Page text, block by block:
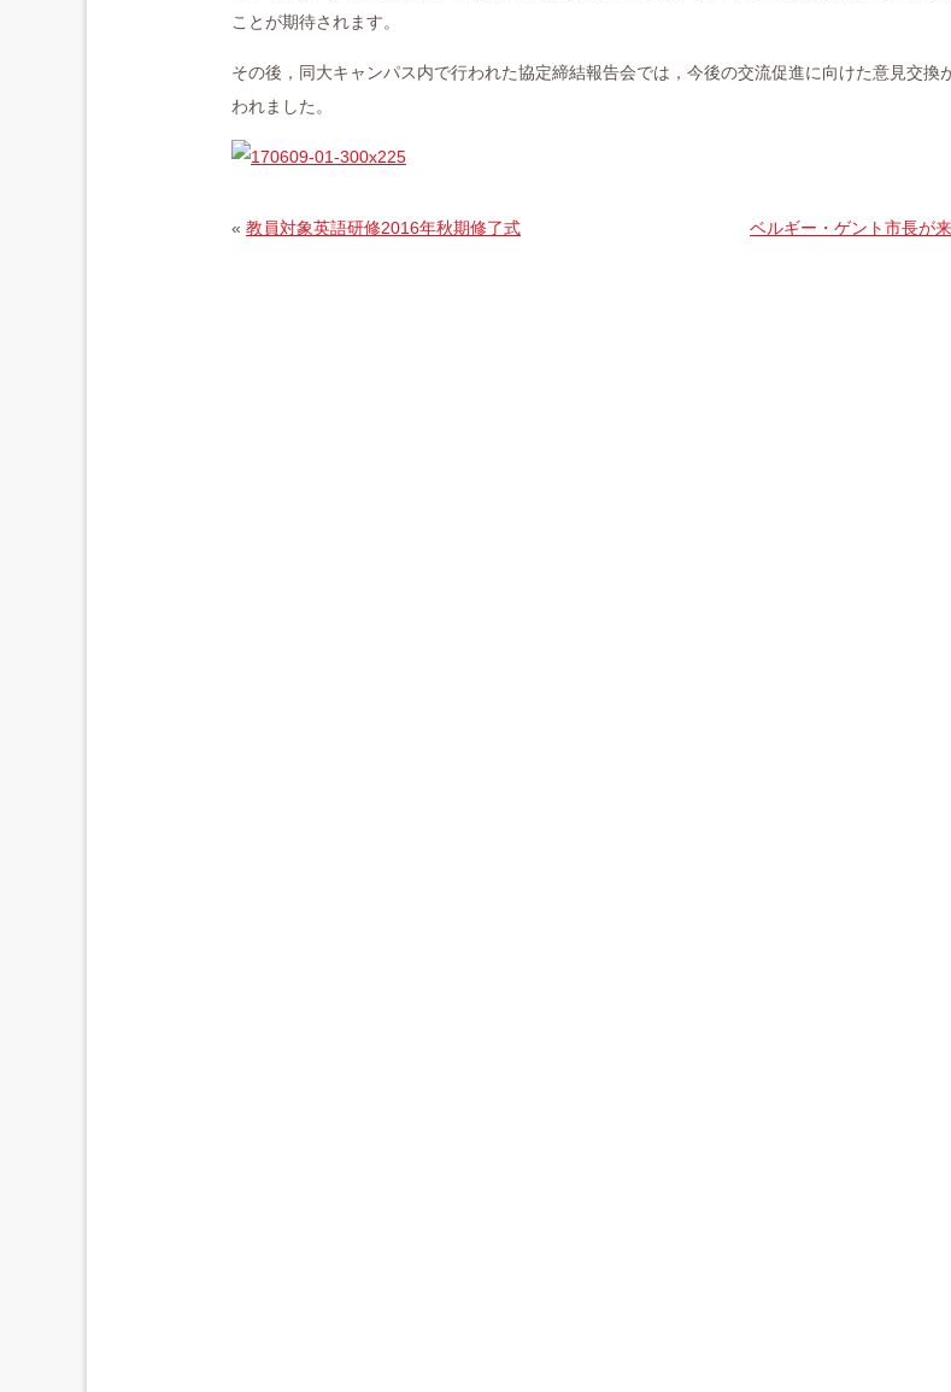
ことが期待されます。
その後，同大キャンパス内で行われた協定締結報告会では，今後の交流促進に向けた意見交換
われました。
« 教員対象英語研修2016年秋期修了式 ベルギー・ゲント市長が